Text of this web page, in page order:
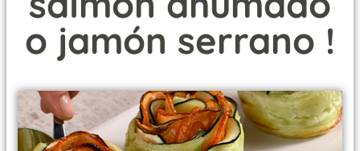
o jamón serrano !